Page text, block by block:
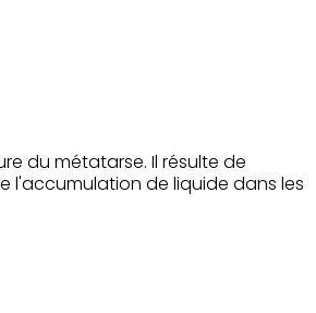
du métatarse. Il résulte de
de liquide dans les